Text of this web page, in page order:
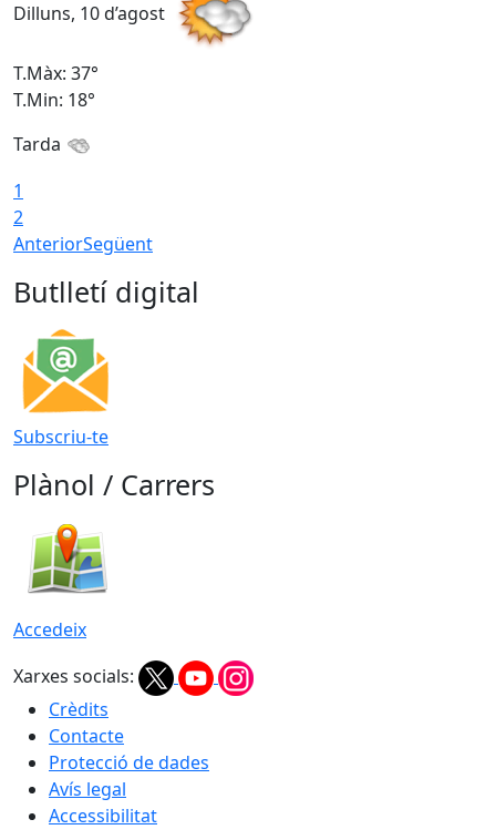
Dilluns, 10 d’agost
T.Màx: 37°
T.Min: 18°
Tarda
1
2
AnteriorSegüent
Butlletí digital
Subscriu-te
Plànol / Carrers
Accedeix
Xarxes socials:
Crèdits
Contacte
Protecció de dades
Avís legal
Accessibilitat